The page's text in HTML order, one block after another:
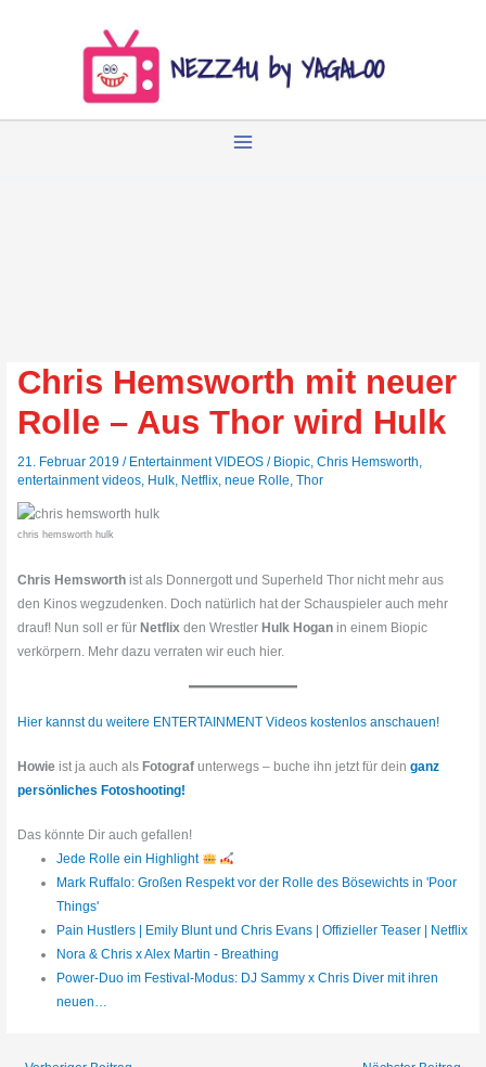
Chris Hemsworth mit neuer
Rolle – Aus Thor wird Hulk
21. Februar 2019/ Entertainment VIDEOS / Biopic ,Chris Hemsworth
entertainment videos Hulk Netflix ,neue Rolle ,Thor
chris hemsworth hulk
Chris Hemsworth ist als Donnergott und Superheld Thor nicht mehr aus
den Kinos wegzudenken. Doch natürlich hat der Schauspieler auch mehr
drauf! Nun soll er für Netflix den Wrestler Hulk Hogan in einem Biopic
verkörpern. Mehr dazu verraten wir euch hier.
Hier kannst du weitere ENTERTAINMENT Videos kostenlos anschauen!
Howie ist ja auch als Fotograf unterwegs – buche ihn jetzt für deinganz
persönliches Fotoshooting!
Das könnte Dir auch gefallen!
Jede Rolle ein Highlight
Mark Ruffalo: Großen Respekt vor der Rolle des Bösewichts in 'Poor
Things'
Pain Hustlers | Emily Blunt und Chris Evans | Offizieller Teaser | Netflix
Nora & Chris x Alex Martin - Breathing
Power-Duo im Festival-Modus: DJ Sammy x Chris Diver mit ihren
neuen…